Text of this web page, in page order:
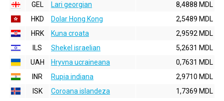
GEL
Lari georgian
8,4888 MDL
HKD
Dolar Hong Kong
2,5489 MDL
HRK
Kuna croata
2,9592 MDL
ILS
Shekel israelian
5,2631 MDL
UAH
Hryvna ucraineana
0,7631 MDL
INR
Rupia indiana
2,9710 MDL
ISK
Coroana islandeza
1,7369 MDL